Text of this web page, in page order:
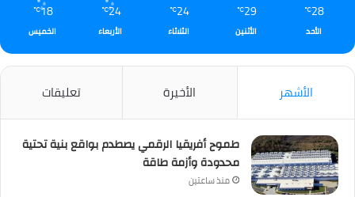
28
℃
الأحد
29
℃
الأثنين
24
℃
الثلاثاء
24
℃
الأربعاء
18
℃
الخميس
الأشهر الأخيرة تعليقات
طموح أفريقيا الرقمي يصطدم بواقع بنية تحتية
محدودة وأزمة طاقة
منذ ساعتين